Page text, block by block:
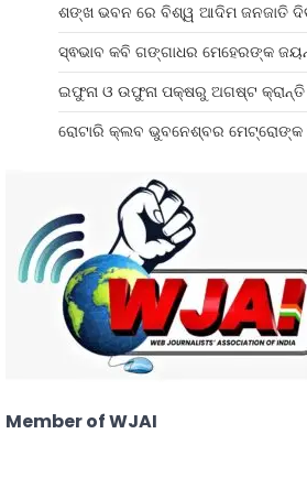
ଶଙ୍ଖ ଭବନ ରେ ବିଶ୍ୱ ଆଦିମ ଜନଜାତି
ସ୍ଵଭାବ କବି ଗଙ୍ଗାଧର ମେହେରଙ୍କ
ଇଫୁନା ଓ ଉଫୁନା ପକ୍ଷରୁ ଅଗଷ୍ଟ
ରୋଟାରି କ୍ଲବ ଭୁବନେଶ୍ବର ମେଟ୍ରୋଙ୍କ
Member of WJAI